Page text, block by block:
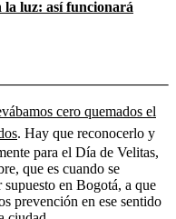
la luz: así funcionará
cero quemados el
. Hay que reconocerlo y
para el Día de Velitas,
que es cuando se
en Bogotá, a que
prevención en ese sentido